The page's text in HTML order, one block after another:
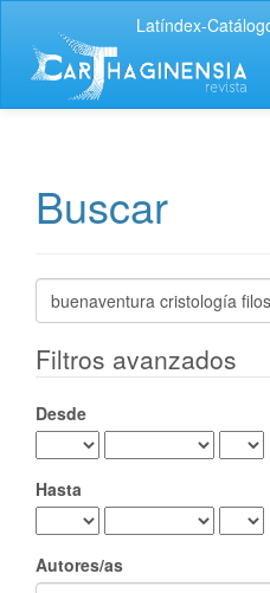
principal
Contenido
principal
Barra
Latíndex-
Buscar
Buscar
artículos
Filtros avanzados
Desde
Hasta
Autores/as